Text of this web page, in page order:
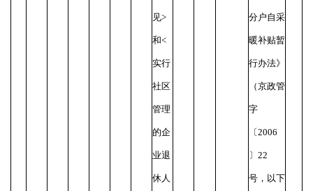
见>
和<
实行
社区
管理
的企
业退
休人
分户自采
暖补贴暂
行办法》
（京政管
字
〔2006
〕22
号，以下